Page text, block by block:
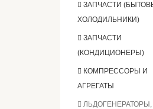
ЗАПЧАСТИ
ХОЛОДИЛЬНИКИ)
ЗАПЧАСТИ
(КОНДИЦИОНЕРЫ)
КОМПРЕССОРЫ И
АГРЕГАТЫ
ЛЬДОГЕНЕРАТОРЫ,